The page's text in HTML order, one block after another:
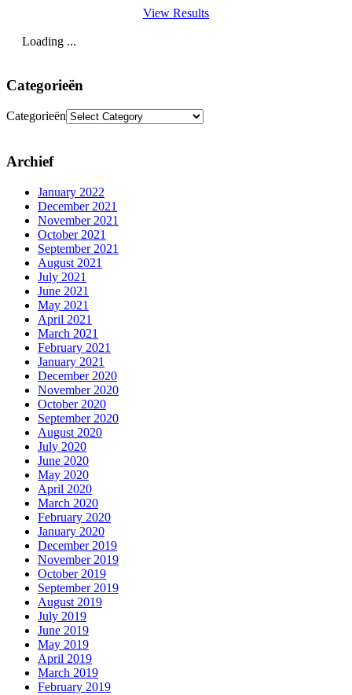
View Results
Loading ...
Categorieën
Categorieën
Archief
January 2022
December 2021
November 2021
October 2021
September 2021
August 2021
July 2021
June 2021
May 2021
April 2021
March 2021
February 2021
January 2021
December 2020
November 2020
October 2020
September 2020
August 2020
July 2020
June 2020
May 2020
April 2020
March 2020
February 2020
January 2020
December 2019
November 2019
October 2019
September 2019
August 2019
July 2019
June 2019
May 2019
April 2019
March 2019
February 2019